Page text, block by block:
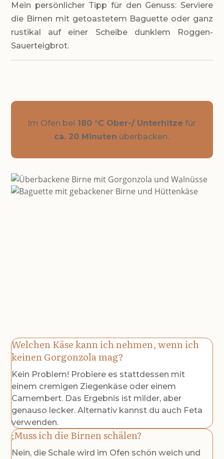
Mein persönlicher Tipp für den Genuss: Serviere
die Birnen mit getoastetem Baguette oder ganz
rustikal auf einer Scheibe dunklem Roggen-
Sauerteigbrot.
Im Ofen bei 180 °C Ober-/ Unterhitze für
ca. 20 Minuten überbacken.
Welchen Käse kann ich nehmen, wenn ich
keinen Gorgonzola mag?
Kein Problem! Probiere es stattdessen mit
einem cremigen Ziegenkäse oder einem
Camembert. Das Ergebnis ist milder, aber
genauso lecker. Alternativ kannst du auch Feta
verwenden.
Muss ich die Birnen schälen?
Nein, die Schale wird im Ofen schön weich und